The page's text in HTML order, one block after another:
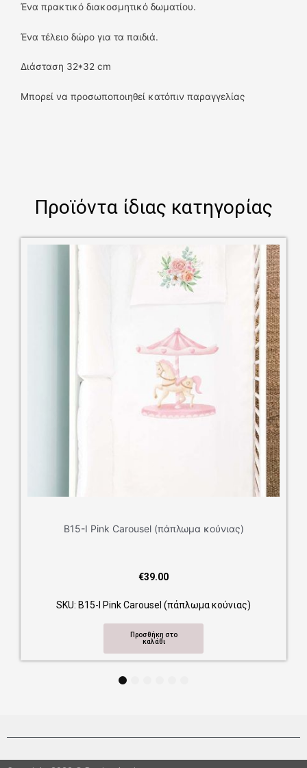
Ένα πρακτικό διακοσμητικό δωματίου.
Ένα τέλειο δώρο για τα παιδιά.
Διάσταση 32*32 cm
Μπορεί να προσωποποιηθεί κατόπιν παραγγελίας
Προϊόντα ίδιας κατηγορίας
Β15-Ι Pink Carousel (πάπλωμα κούνιας)
€39.00
SKU: Β15-Ι Pink Carousel (πάπλωμα κούνιας)
Προσθήκη στο
καλάθι
4